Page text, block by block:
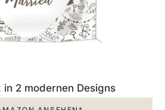
2 modernen Designs